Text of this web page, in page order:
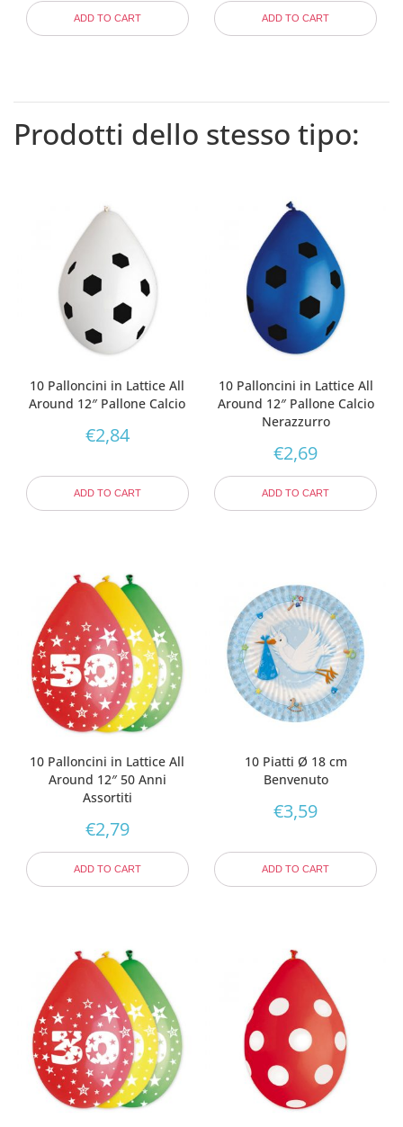
ADD TO CART ADD TO CART
Prodotti dello stesso tipo:
10 Palloncini in Lattice All
Around 12″ Pallone Calcio
€2,84
ADD TO CART
10 Palloncini in Lattice All
Around 12″ Pallone Calcio
Nerazzurro
€2,69
ADD TO CART
10 Palloncini in Lattice All
Around 12″ 50 Anni
Assortiti
€2,79
ADD TO CART
10 Piatti Ø 18 cm
Benvenuto
€3,59
ADD TO CART